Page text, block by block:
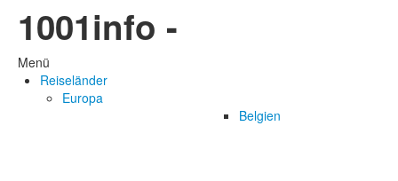
1001info -
Menü
Reiseländer
Europa
Belgien